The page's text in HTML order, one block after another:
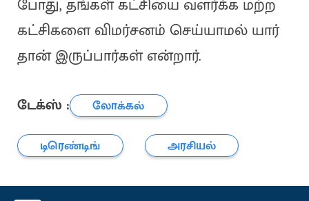
போது, தங்கள் கட்சியை வளர்க்க மற்ற
கட்சிகளை விமர்சனம் செய்யாமல் யார்
தான் இருப்பார்கள் என்றார்.
டேக்ஸ் :
லோக்கல்
டிரெண்டிங்
அரசியல்